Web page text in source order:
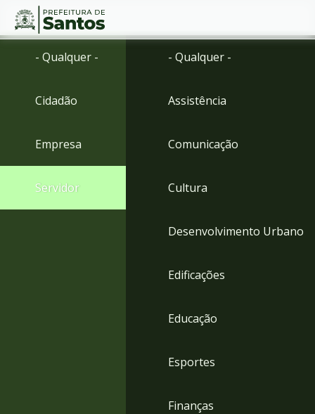
Ir
menu
para
Conteúdo
- Qualquer -
Cidadão
Empresa
Servidor
- Qualquer -
Assistência
Comunicação
Cultura
Desenvolvimento Urbano
Edificações
Educação
Esportes
Finanças